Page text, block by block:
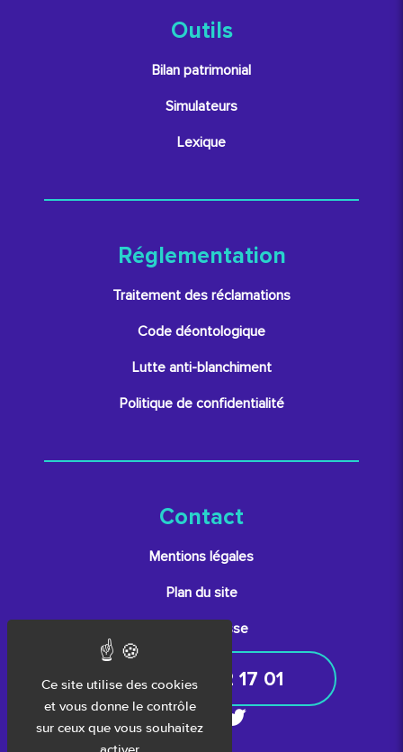
Ce site utilise des cookies
et vous donne le contrôle
sur ceux que vous souhaitez
Outils
Bilan patrimonial
Simulateurs
Lexique
Réglementation
Traitement des réclamations
Code déontologique
Lutte anti-blanchiment
Politique de confidentialité
Contact
Mentions légales
Plan du site
Espace presse
05 61 52 17 01